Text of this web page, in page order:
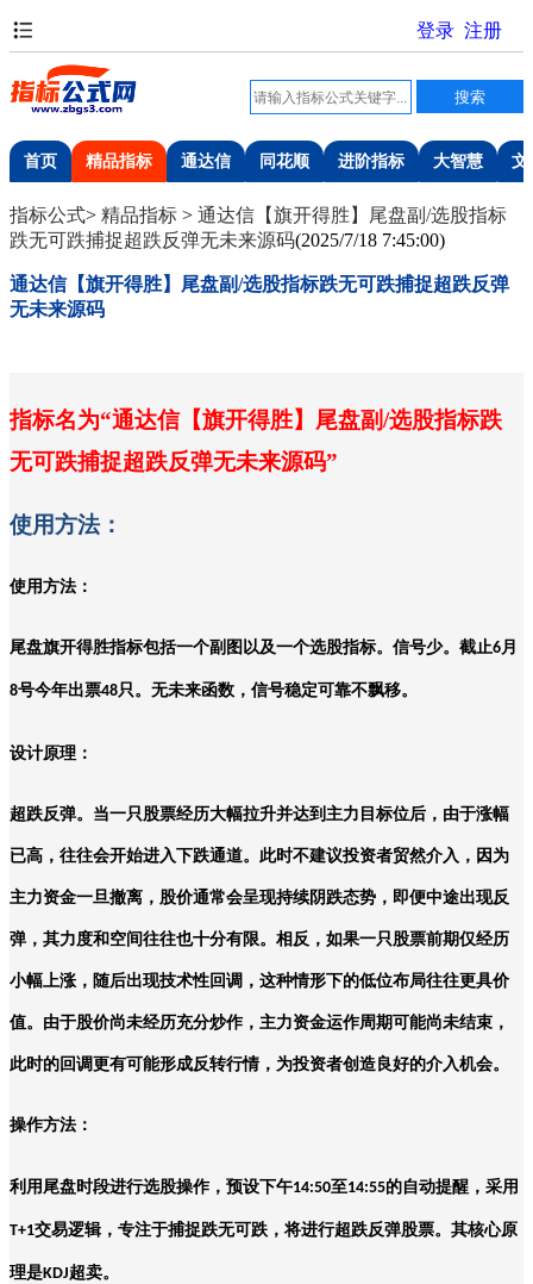
首页 精品指标 通达信 同花顺 进阶指标 大智慧 文
指标公式> 精品指标 > 通达信【旗开得胜】尾盘副/选股指标
跌无可跌捕捉超跌反弹无未来源码(2025/7/18 7:45:00)
通达信【旗开得胜】尾盘副/选股指标跌无可跌捕捉超跌反弹
无未来源码
指标名为“通达信【旗开得胜】尾盘副/选股指标跌
无可跌捕捉超跌反弹无未来源码”
使用方法：
使用方法：
尾盘旗开得胜指标包括一个副图以及一个选股指标。信号少。截止6月
8号今年出票48只。无未来函数，信号稳定可靠不飘移。
设计原理：
超跌反弹。当一只股票经历大幅拉升并达到主力目标位后，由于涨幅
已高，往往会开始进入下跌通道。此时不建议投资者贸然介入，因为
主力资金一旦撤离，股价通常会呈现持续阴跌态势，即便中途出现反
弹，其力度和空间往往也十分有限。相反，如果一只股票前期仅经历
小幅上涨，随后出现技术性回调，这种情形下的低位布局往往更具价
值。由于股价尚未经历充分炒作，主力资金运作周期可能尚未结束，
此时的回调更有可能形成反转行情，为投资者创造良好的介入机会。
操作方法：
利用尾盘时段进行选股操作，预设下午14:50至14:55的自动提醒，采用
T+1交易逻辑，专注于捕捉跌无可跌，将进行超跌反弹股票。其核心原
理是KDJ超卖。